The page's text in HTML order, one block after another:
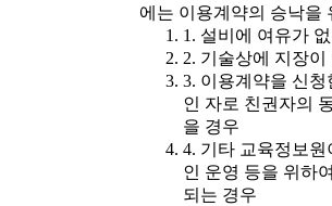
에는 이용계약의 승낙을
1. 설비에 여유가
2. 기술상에 지장이
3. 이용계약을 신
인 자로 친권자의
을 경우
4. 기타 교육정보
인 운영 등을 위하
되는 경우